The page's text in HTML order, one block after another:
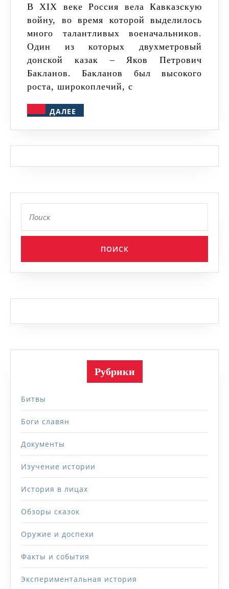
Петрович
Бакланов
В XIX веке Россия вела Кавказскую
войну, во время которой выделилось
много талантливых военачальников.
Один из которых двухметровый
донской казак – Яков Петрович
Бакланов. Бакланов был высокого
роста, широкоплечий, с
ДАЛЕЕ
Рубрики
Битвы
Боги славян
Документы
Изучение истории
История в лицах
Обзоры сказок
Оружие и доспехи
Факты и события
Экспериментальная история